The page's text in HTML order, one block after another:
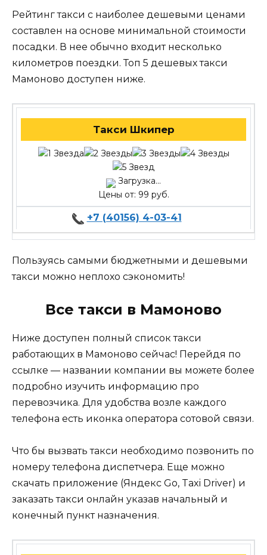
Рейтинг такси с наиболее дешевыми ценами
составлен на основе минимальной стоимости
посадки. В нее обычно входит несколько
километров поездки. Топ 5 дешевых такси
Мамоново доступен ниже.
Такси Шкипер
Загрузка...
Цены от: 99 руб.
+7 (40156) 4-03-41
Пользуясь самыми бюджетными и дешевыми
такси можно неплохо сэкономить!
Все такси в Мамоново
Ниже доступен полный список такси
работающих в Мамоново сейчас! Перейдя по
ссылке — названии компании вы можете более
подробно изучить информацию про
перевозчика. Для удобства возле каждого
телефона есть иконка оператора сотовой связи.
Что бы вызвать такси необходимо позвонить по
номеру телефона диспетчера. Еще можно
скачать приложение (Яндекс Go, Taxi Driver) и
заказать такси онлайн указав начальный и
конечный пункт назначения.